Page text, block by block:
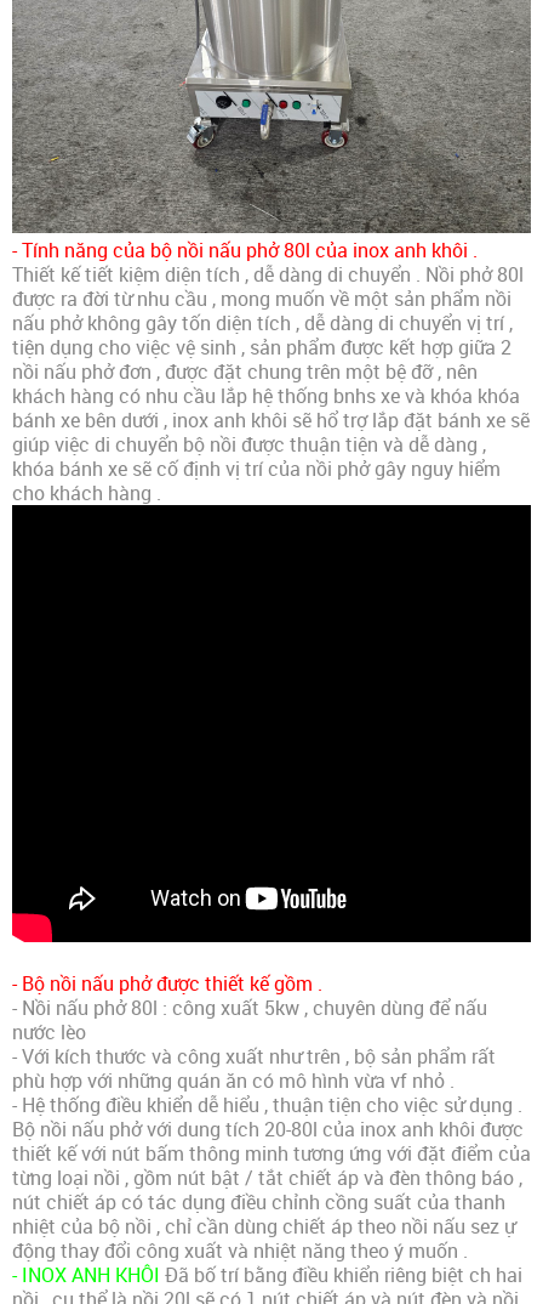
- Tính năng của bộ nồi nấu phở 80l của inox anh khôi .
Thiết kế tiết kiệm diện tích , dễ dàng di chuyển . Nồi phở 80l
được ra đời từ nhu cầu , mong muốn về một sản phẩm nồi
nấu phở không gây tốn diện tích , dễ dàng di chuyển vị trí ,
tiện dụng cho việc vệ sinh , sản phẩm được kết hợp giữa 2
nồi nấu phở đơn , được đặt chung trên một bệ đỡ , nên
khách hàng có nhu cầu lắp hệ thống bnhs xe và khóa khóa
bánh xe bên dưới , inox anh khôi sẽ hổ trợ lắp đặt bánh xe sẽ
giúp việc di chuyển bộ nồi được thuận tiện và dễ dàng ,
khóa bánh xe sẽ cố định vị trí của nồi phở gây nguy hiểm
cho khách hàng .
- Bộ nồi nấu phở được thiết kế gồm .
- Nồi nấu phở 80l : công xuất 5kw , chuyên dùng để nấu
nước lèo
- Với kích thước và công xuất như trên , bộ sản phẩm rất
phù hợp với những quán ăn có mô hình vừa vf nhỏ .
- Hệ thống điều khiển dễ hiểu , thuận tiện cho việc sử dụng .
Bộ nồi nấu phở với dung tích 20-80l của inox anh khôi được
thiết kế với nút bấm thông minh tương ứng với đặt điểm của
từng loại nồi , gồm nút bật / tắt chiết áp và đèn thông báo ,
nút chiết áp có tác dụng điều chỉnh cồng suất của thanh
nhiệt của bộ nồi , chỉ cần dùng chiết áp theo nồi nấu sez ự
động thay đổi công xuất và nhiệt năng theo ý muốn .
- INOX ANH KHÔI Đã bố trí bằng điều khiển riêng biệt ch hai